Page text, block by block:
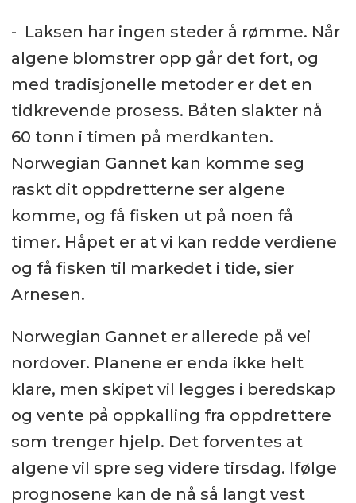
- Laksen har ingen steder å rømme. Når
algene blomstrer opp går det fort, og
med tradisjonelle metoder er det en
tidkrevende prosess. Båten slakter nå
60 tonn i timen på merdkanten.
Norwegian Gannet kan komme seg
raskt dit oppdretterne ser algene
komme, og få fisken ut på noen få
timer. Håpet er at vi kan redde verdiene
og få fisken til markedet i tide, sier
Arnesen.
Norwegian Gannet er allerede på vei
nordover. Planene er enda ikke helt
klare, men skipet vil legges i beredskap
og vente på oppkalling fra oppdrettere
som trenger hjelp. Det forventes at
algene vil spre seg videre tirsdag. Ifølge
prognosene kan de nå så langt vest